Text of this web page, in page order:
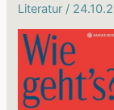
Literatur /